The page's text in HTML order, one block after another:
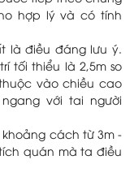
hợp lý và có tính
là điều đáng lưu ý.
tối thiểu là 2,5m so
vào chiều cao
với tai người
cách từ 3m -
quán mà ta điều